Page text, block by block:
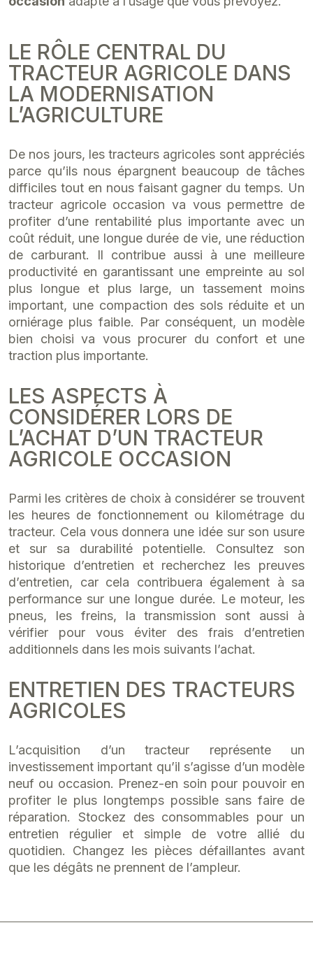
LE RÔLE CENTRAL DU
TRACTEUR AGRICOLE DANS
LA MODERNISATION
L’AGRICULTURE
De nos jours, les tracteurs agricoles sont appréciés
parce qu’ils nous épargnent beaucoup de tâches
difficiles tout en nous faisant gagner du temps. Un
tracteur agricole occasion va vous permettre de
profiter d’une rentabilité plus importante avec un
coût réduit, une longue durée de vie, une réduction
de carburant. Il contribue aussi à une meilleure
productivité en garantissant une empreinte au sol
plus longue et plus large, un tassement moins
important, une compaction des sols réduite et un
orniérage plus faible. Par conséquent, un modèle
bien choisi va vous procurer du confort et une
traction plus importante.
LES ASPECTS À
CONSIDÉRER LORS DE
L’ACHAT D’UN TRACTEUR
AGRICOLE OCCASION
Parmi les critères de choix à considérer se trouvent
les heures de fonctionnement ou kilométrage du
tracteur. Cela vous donnera une idée sur son usure
et sur sa durabilité potentielle. Consultez son
historique d’entretien et recherchez les preuves
d’entretien, car cela contribuera également à sa
performance sur une longue durée. Le moteur, les
pneus, les freins, la transmission sont aussi à
vérifier pour vous éviter des frais d’entretien
additionnels dans les mois suivants l’achat.
ENTRETIEN DES TRACTEURS
AGRICOLES
L’acquisition d’un tracteur représente un
investissement important qu’il s’agisse d’un modèle
neuf ou occasion. Prenez-en soin pour pouvoir en
profiter le plus longtemps possible sans faire de
réparation. Stockez des consommables pour un
entretien régulier et simple de votre allié du
quotidien. Changez les pièces défaillantes avant
que les dégâts ne prennent de l’ampleur.